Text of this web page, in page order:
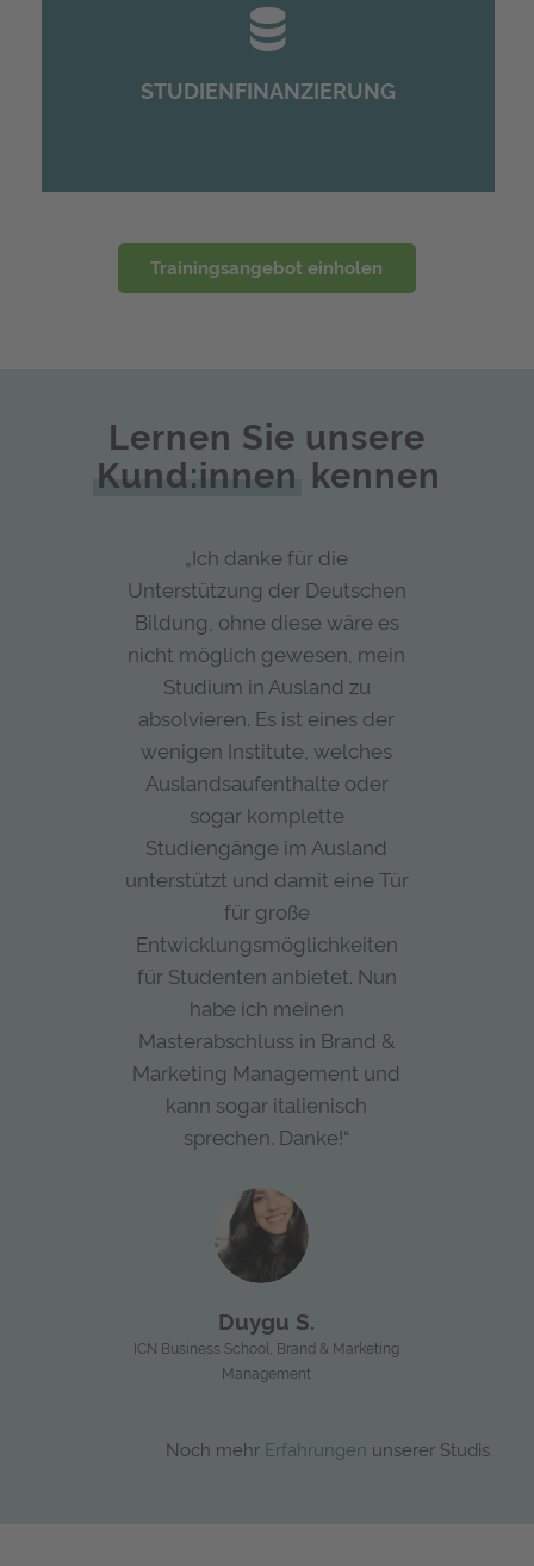
STUDIENFINANZIERUNG
Damit Student:innen wissen, welche
Möglichkeiten sie haben, ihr Studium im
In- und Ausland zu finanzieren.
Trainingsangebot einholen
Lernen Sie unsere
Kund:innen kennen
„Ich danke für die
Unterstützung der Deutschen
Bildung, ohne diese wäre es
nicht möglich gewesen, mein
Studium in Ausland zu
absolvieren. Es ist eines der
wenigen Institute, welches
Auslandsaufenthalte oder
sogar komplette
Studiengänge im Ausland
unterstützt und damit eine Tür
für große
Entwicklungsmöglichkeiten
für Studenten anbietet. Nun
habe ich meinen
Masterabschluss in Brand &
Marketing Management und
kann sogar italienisch
sprechen. Danke!“
Duygu S.
ICN Business School, Brand & Marketing
Management
Noch mehr Erfahrungen unserer Studis.